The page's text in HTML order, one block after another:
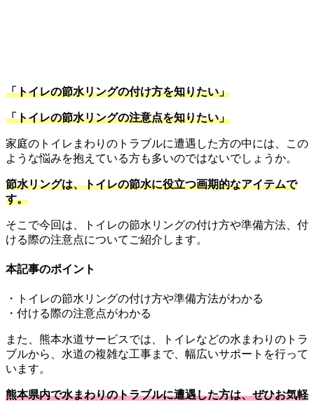
「トイレの節水リングの付け方を知りたい」
「トイレの節水リングの注意点を知りたい」
家庭のトイレまわりのトラブルに遭遇した方の中には、この
ような悩みを抱えている方も多いのではないでしょうか。
節水リングは、トイレの節水に役立つ画期的なアイテムで
す。
そこで今回は、トイレの節水リングの付け方や準備方法、付
ける際の注意点についてご紹介します。
本記事のポイント
・トイレの節水リングの付け方や準備方法がわかる
・付ける際の注意点がわかる
また、熊本水道サービスでは、トイレなどの水まわりのトラ
ブルから、水道の複雑な工事まで、幅広いサポートを行って
います。
熊本県内で水まわりのトラブルに遭遇した方は、ぜひお気軽